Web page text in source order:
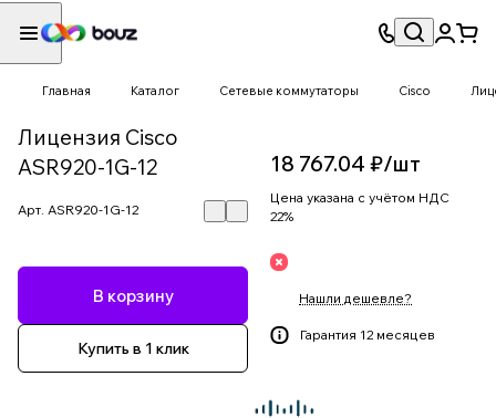
Главная Каталог Сетевые коммутаторы Cisco
Лицензия Cisco
ASR920-1G-12
Арт. ASR920-1G-12
В корзину
Купить в 1 клик
18 767.04 ₽/шт
Цена указана с учётом НДС
22%
Нашли дешевле?
Гарантия 12 месяцев